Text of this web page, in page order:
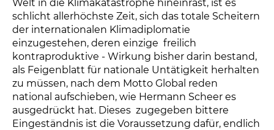
Welt in die Klimakatastrophe hineinrast, ist es
schlicht allerhöchste Zeit, sich das totale Scheitern
der internationalen Klimadiplomatie
einzugestehen, deren einzige  freilich
kontraproduktive - Wirkung bisher darin bestand,
als Feigenblatt für nationale Untätigkeit herhalten
zu müssen, nach dem Motto Global reden 
national aufschieben, wie Hermann Scheer es
ausgedrückt hat. Dieses  zugegeben bittere 
Eingeständnis ist die Voraussetzung dafür, endlich